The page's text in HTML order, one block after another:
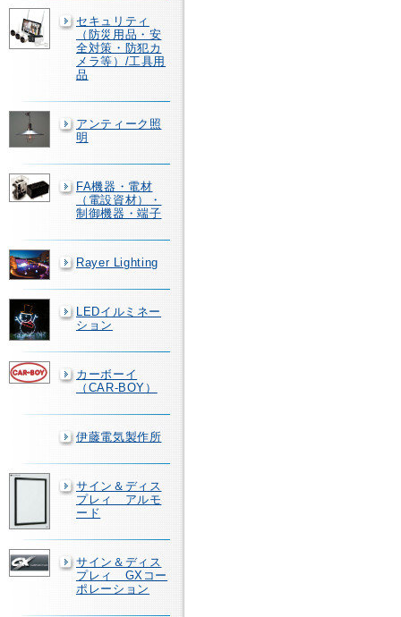
セキュリティ
（防災用品・安
全対策・防犯カ
メラ等）/工具用
品
アンティーク照
明
FA機器・電材
（電設資材）・
制御機器・端子
Rayer Lighting
LEDイルミネー
ション
カーボーイ
（CAR-BOY）
伊藤電気製作所
サイン＆ディス
プレィ アルモ
ード
サイン＆ディス
プレィ GXコー
ポレーション